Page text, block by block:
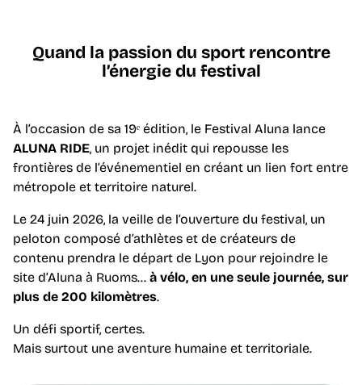
Quand la passion du sport rencontre
l’énergie du festival
À l’occasion de sa 19ᵉ édition, le Festival Aluna lance
ALUNA RIDE, un projet inédit qui repousse les
frontières de l’événementiel en créant un lien fort entre
métropole et territoire naturel.
Le 24 juin 2026, la veille de l’ouverture du festival, un
peloton composé d’athlètes et de créateurs de
contenu prendra le départ de Lyon pour rejoindre le
site d’Aluna à Ruoms… à vélo, en une seule journée, sur
plus de 200 kilomètres.
Un défi sportif, certes.
Mais surtout une aventure humaine et territoriale.